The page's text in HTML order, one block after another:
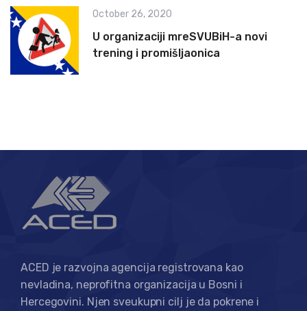
October 26, 2020
U organizaciji mreSVUBiH-a novi
trening i promišljaonica
ACED je razvojna agencija registrovana kao
nevladina, neprofitna organizacija u Bosni i
Hercegovini. Njen sveukupni cilj je da pokrene i